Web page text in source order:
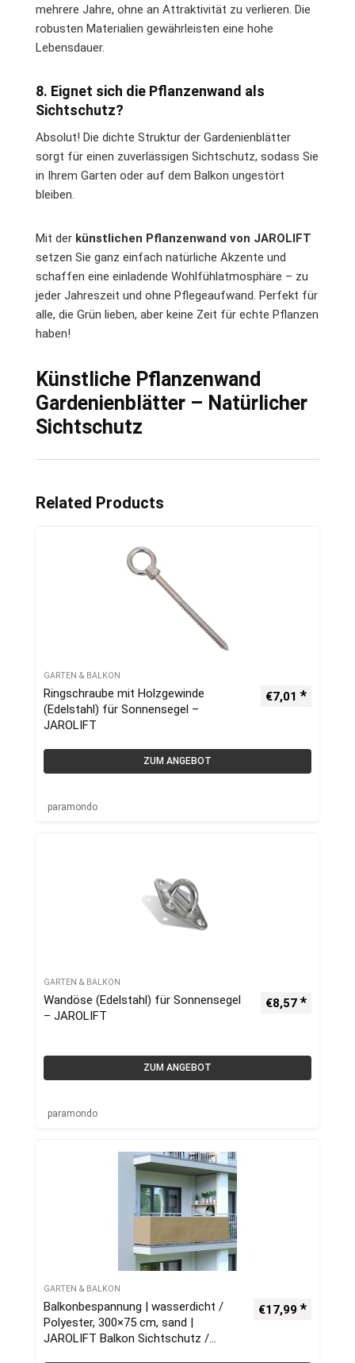
mehrere Jahre, ohne an Attraktivität zu verlieren. Die
robusten Materialien gewährleisten eine hohe
Lebensdauer.
8. Eignet sich die Pflanzenwand als
Sichtschutz?
Absolut! Die dichte Struktur der Gardenienblätter
sorgt für einen zuverlässigen Sichtschutz, sodass Sie
in Ihrem Garten oder auf dem Balkon ungestört
bleiben.
Mit der künstlichen Pflanzenwand von JAROLIFT
setzen Sie ganz einfach natürliche Akzente und
schaffen eine einladende Wohlfühlatmosphäre – zu
jeder Jahreszeit und ohne Pflegeaufwand. Perfekt für
alle, die Grün lieben, aber keine Zeit für echte Pflanzen
haben!
Künstliche Pflanzenwand
Gardenienblätter – Natürlicher
Sichtschutz
Related Products
GARTEN & BALKON
Ringschraube mit Holzgewinde
(Edelstahl) für Sonnensegel –
JAROLIFT
€7,01
ZUM ANGEBOT
paramondo
GARTEN & BALKON
Wandöse (Edelstahl) für Sonnensegel
– JAROLIFT
€8,57
ZUM ANGEBOT
paramondo
GARTEN & BALKON
Balkonbespannung | wasserdicht /
Polyester, 300×75 cm, sand |
JAROLIFT Balkon Sichtschutz /
€17,99